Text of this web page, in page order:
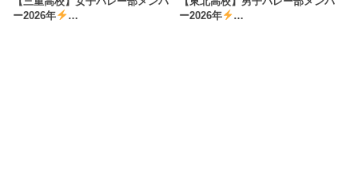
ー2026年
…
ー2026年
…